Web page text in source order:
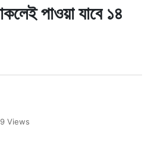
পাওয়া যাবে ১৪
Views